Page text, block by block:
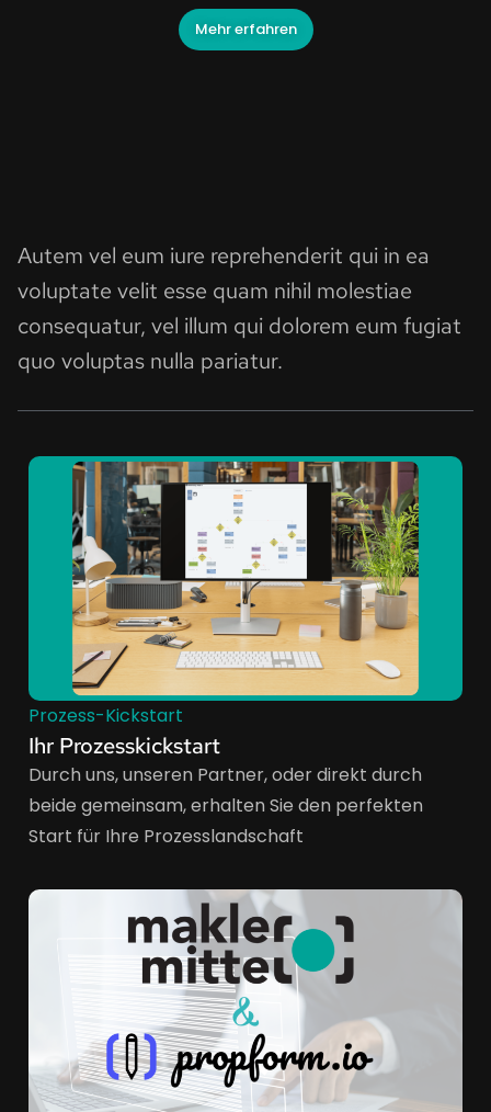
Mehr erfahren
Autem vel eum iure reprehenderit qui in ea
voluptate velit esse quam nihil molestiae
consequatur, vel illum qui dolorem eum fugiat
quo voluptas nulla pariatur.
Prozess-Kickstart
Ihr Prozesskickstart
Durch uns, unseren Partner, oder direkt durch
beide gemeinsam, erhalten Sie den perfekten
Start für Ihre Prozesslandschaft